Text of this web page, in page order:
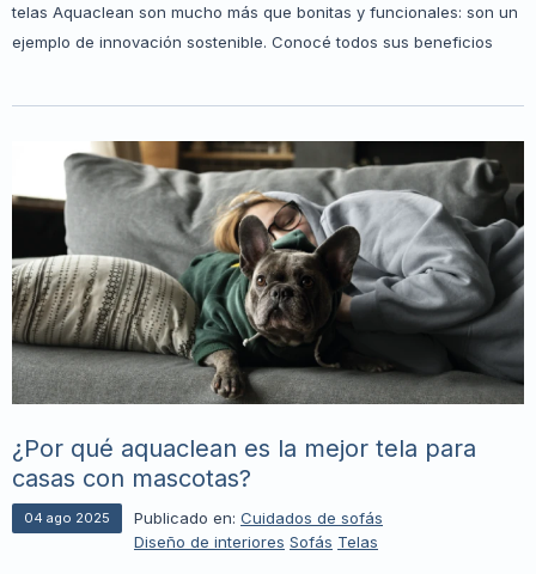
telas Aquaclean son mucho más que bonitas y funcionales: son un
ejemplo de innovación sostenible. Conocé todos sus beneficios
¿Por qué aquaclean es la mejor tela para
casas con mascotas?
04 ago 2025 Publicado en: Cuidados de sofás
Diseño de interiores Sofás Telas